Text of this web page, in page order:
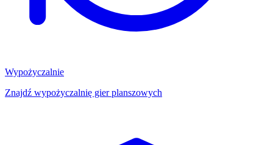
Wypożyczalnie
Znajdź wypożyczalnię gier planszowych